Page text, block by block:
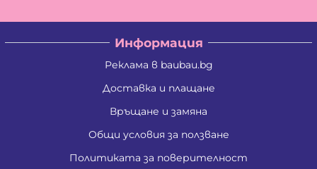
Информация
Реклама в baubau.bg
Доставка и плащане
Връщане и замяна
Общи условия за ползване
Политиката за поверителност